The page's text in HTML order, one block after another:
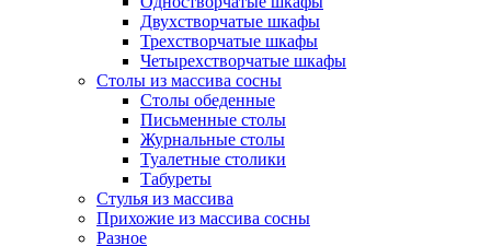
Двухстворчатые шкафы
Трехстворчатые шкафы
Четырехстворчатые шкафы
Столы из массива сосны
Столы обеденные
Письменные столы
Журнальные столы
Туалетные столики
Табуреты
Стулья из массива
Прихожие из массива сосны
Разное